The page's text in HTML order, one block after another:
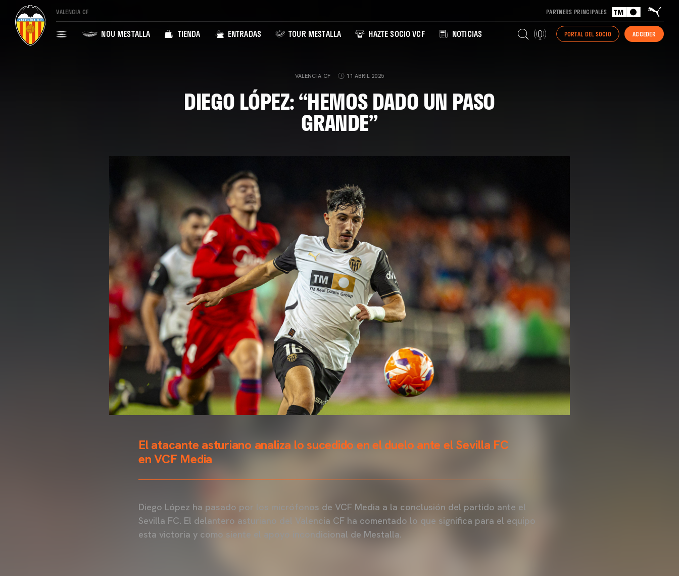
VALENCIA CF PARTNERS PRINCIPALES
NOU MESTALLA TIENDA ENTRADAS TOUR MESTALLA HAZTE SOCIO VCF NOTICIAS PORTAL DEL SOCIO ACCEDER
VALENCIA CF 11 ABRIL 2025
DIEGO LÓPEZ: “HEMOS DADO UN PASO
GRANDE”
El atacante asturiano analiza lo sucedido en el duelo ante el Sevilla FC
en VCF Media
Diego López ha pasado por los micrófonos de VCF Media a la conclusión del partido ante el
Sevilla FC. El delantero asturiano del Valencia CF ha comentado lo que significa para el equipo
esta victoria y como siente el apoyo incondicional de Mestalla.